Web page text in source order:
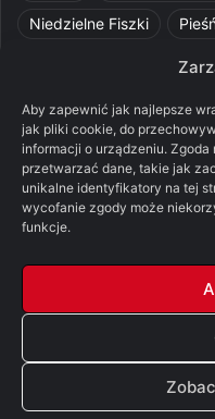
Aby zapewnić jak najlepsze
jak pliki cookie, do
informacji o urządzeniu.
przetwarzać dane, takie jak
unikalne identyfikatory na tej
wycofanie zgody może
funkcje.
Niedzielne Fiszki
recenzja książki
Ród
Starcie Królów
Star
Tolkienowskie Q&A
© Copyright 2026,